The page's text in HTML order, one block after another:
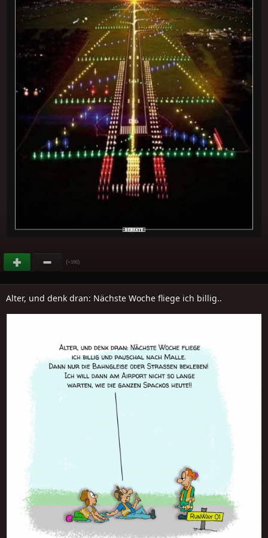
(+166)
Alter, und denk dran: Nächste Woche fliege ich billig..